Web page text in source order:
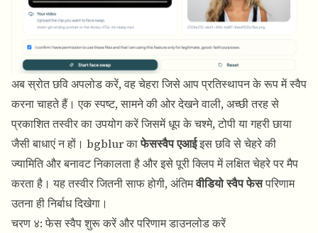
अब स्रोत छवि अपलोड करें, वह चेहरा जिसे आप प्रतिस्थापन के रूप में स्वैप
करना चाहते हैं। एक स्पष्ट, सामने की ओर देखने वाली, अच्छी तरह से
प्रकाशित तस्वीर का उपयोग करें जिसमें धूप के चश्मे, टोपी या गहरी छाया
जैसी बाधाएं न हों। bgblur काफेसस्वैप एआईइस छवि से चेहरे की
ज्यामिति और बनावट निकालता है और इसे पूरी क्लिप में लक्षित चेहरे पर मैप
करता है। यह तस्वीर जितनी साफ होगी, अंतिमवीडियो स्वैप फेसपरिणाम
उतना ही निर्बाध दिखेगा।
चरण ४: फेस स्वैप शुरू करें और परिणाम डाउनलोड करें